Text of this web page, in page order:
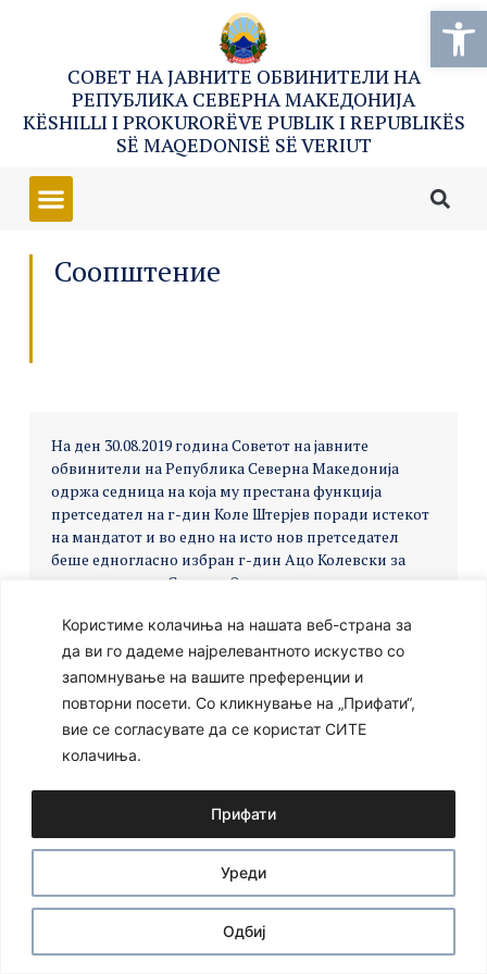
Користиме колачиња на нашата веб-страна за
да ви го дадеме најрелевантното искуство со
запомнување на вашите преференции и
повторни посети. Со кликнување на „Прифати“,
вие се согласувате да се користат СИТЕ
колачиња.
Уреди
Одбиј
Прифати
СОВЕТ НА ЈАВНИТЕ ОБВИНИТЕЛИ НА
РЕПУБЛИКА СЕВЕРНА МАКЕДОНИЈА
KËSHILLI I PROKURORËVE PUBLIK I REPUBLIKËS
SË MAQEDONISË SË VERIUT
Соопштение
На ден 30.08.2019 година Советот на јавните
обвинители на Република Северна Македонија
одржа седница на која му престана функција
претседател на г-дин Коле Штерјев поради истекот
на мандатот и во едно на исто нов претседател
беше едногласно избран г-дин Ацо Колевски за
претседател на Советот. Одлука за престанок на
седница 29.08.2019
Одлука за избор на Претседател на сјорм 73
седница 29.08.2019
Ⓒ 2024 – Сите права се задржани